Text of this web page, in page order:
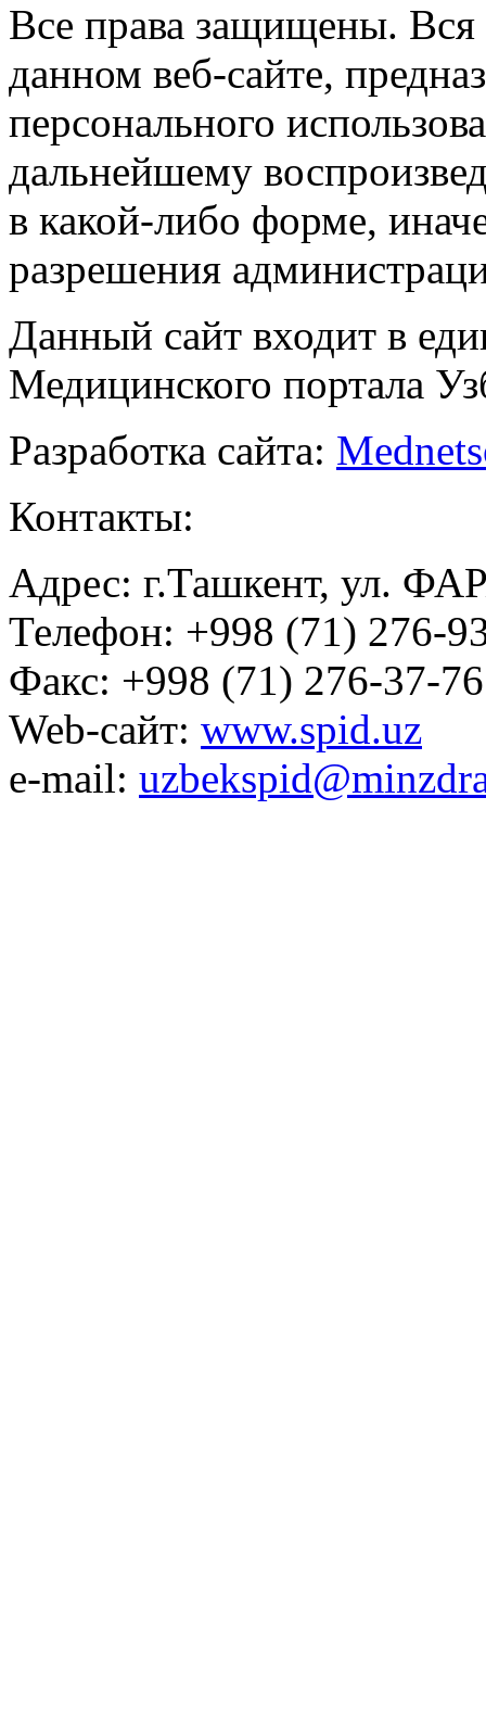
Все права защищены.
данном веб-сайте,
персонального
дальнейшему
в какой-либо форме,
разрешения
Данный сайт входит в
Медицинского портала
Разработка сайта:
Контакты:
Адрес: г.Ташкент, ул.
Телефон: +998 (71) 276-
Факс: +998 (71) 276-37-76
Web-сайт: www.spid.uz
e-mail: